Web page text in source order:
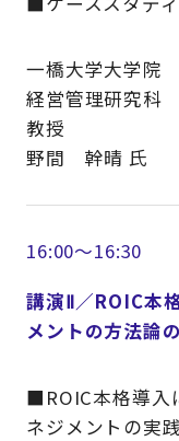
一橋大学大学院
経営管理研究科
教授
野間 幹晴 氏
16:00～16:30
講演Ⅱ／ROIC本
メントの方法論
■ROIC本格導入
ネジメントの実践